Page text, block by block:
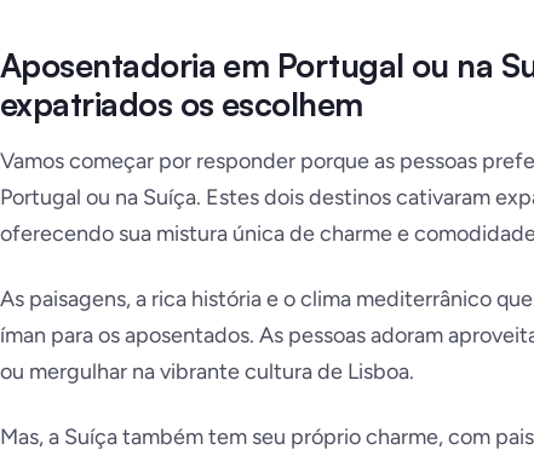
Aposentadoria em Portugal ou na
expatriados os escolhem
Vamos começar por responder porque as pessoas
Portugal ou na Suíça. Estes dois destinos cativaram
oferecendo sua mistura única de charme e
As paisagens, a rica história e o clima mediterrânico
íman para os aposentados. As pessoas adoram
ou mergulhar na vibrante cultura de Lisboa.
Mas, a Suíça também tem seu próprio charme, com